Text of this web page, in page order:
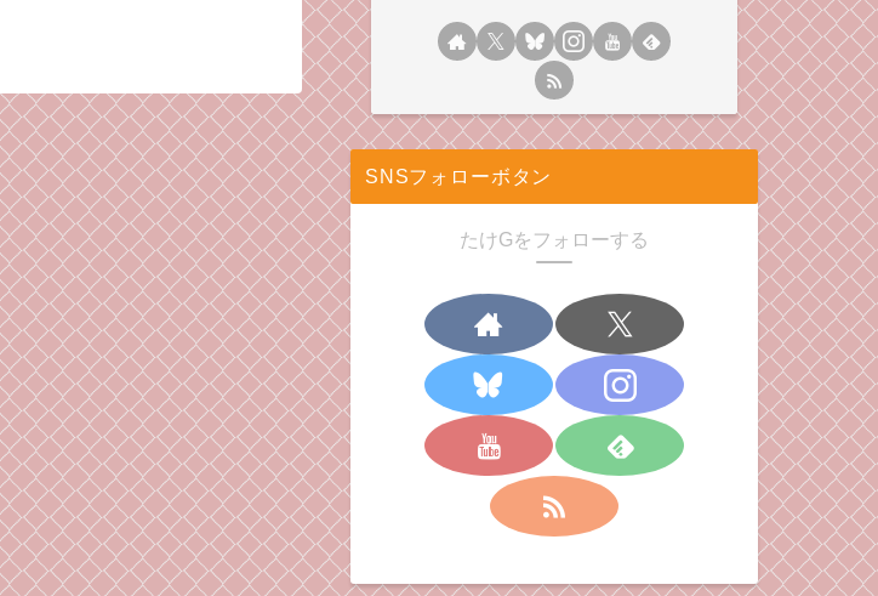
SNSフォローボタン
たけGをフォローする